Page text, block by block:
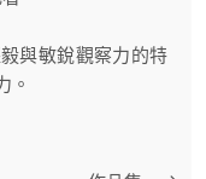
與敏銳觀察力的特
。